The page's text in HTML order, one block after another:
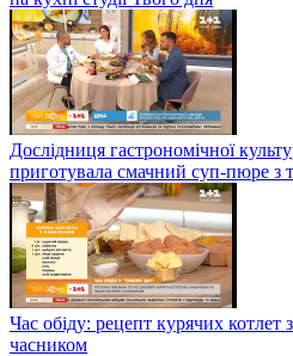
Дослідниця гастрономічної
приготувала смачний суп-пюре з
Час обіду: рецепт курячих котлет
часником